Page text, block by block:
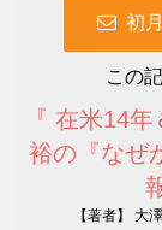
初
この
『 在米14
裕の『なぜ
【著者】 大